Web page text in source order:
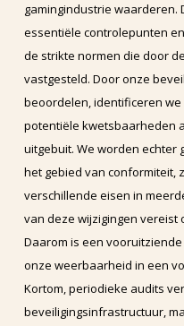
gamingindustrie waarderen.
essentiële controlepunten
de strikte normen die door
vastgesteld. Door onze
beoordelen, identificeren
potentiële kwetsbaarheden
uitgebuit. We worden echter
het gebied van conformiteit,
verschillende eisen in
van deze wijzigingen
Daarom is een
onze weerbaarheid in een
Kortom, periodieke audits
beveiligingsinfrastructuur,